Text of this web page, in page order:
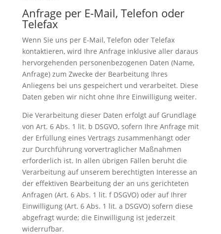
Anfrage per E-Mail, Telefon oder
Telefax
Wenn Sie uns per E-Mail, Telefon oder Telefax
kontaktieren, wird Ihre Anfrage inklusive aller daraus
hervorgehenden personenbezogenen Daten (Name,
Anfrage) zum Zwecke der Bearbeitung Ihres
Anliegens bei uns gespeichert und verarbeitet. Diese
Daten geben wir nicht ohne Ihre Einwilligung weiter.
Die Verarbeitung dieser Daten erfolgt auf Grundlage
von Art. 6 Abs. 1 lit. b DSGVO, sofern Ihre Anfrage mit
der Erfüllung eines Vertrags zusammenhängt oder
zur Durchführung vorvertraglicher Maßnahmen
erforderlich ist. In allen übrigen Fällen beruht die
Verarbeitung auf unserem berechtigten Interesse an
der effektiven Bearbeitung der an uns gerichteten
Anfragen (Art. 6 Abs. 1 lit. f DSGVO) oder auf Ihrer
Einwilligung (Art. 6 Abs. 1 lit. a DSGVO) sofern diese
abgefragt wurde; die Einwilligung ist jederzeit
widerrufbar.